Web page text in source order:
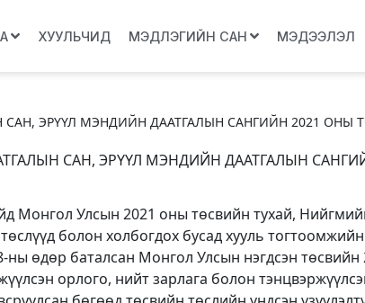
ХУУЛЬЧИД МЭДЛЭГИЙН САН МЭДЭЭЛЭЛ
ЭРҮҮЛ МЭНДИЙН ДААТГАЛЫН САНГИЙН 2021 ОНЫ
САН, ЭРҮҮЛ МЭНДИЙН ДААТГАЛЫН
Монгол Улсын 2021 оны төсвийн тухай,
болон холбогдох бусад хууль
өдөр баталсан Монгол Улсын нэгдсэн
орлого, нийт зарлага болон